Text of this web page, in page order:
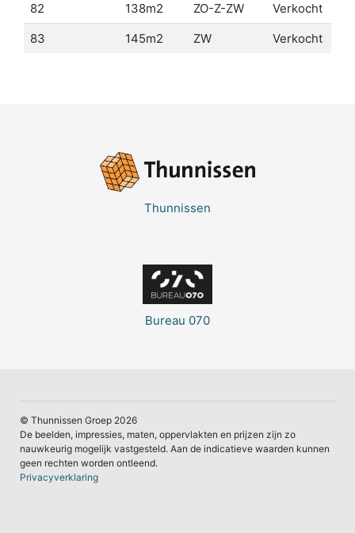
82
138m2 ZO-Z-ZW
Verkocht
83
145m2 ZW Verkocht
Thunnissen
Bureau 070
© Thunnissen Groep 2026
De beelden, impressies, maten, oppervlakten en prijzen zijn zo
nauwkeurig mogelijk vastgesteld. Aan de indicatieve waarden kunnen
geen rechten worden ontleend.
Privacyverklaring